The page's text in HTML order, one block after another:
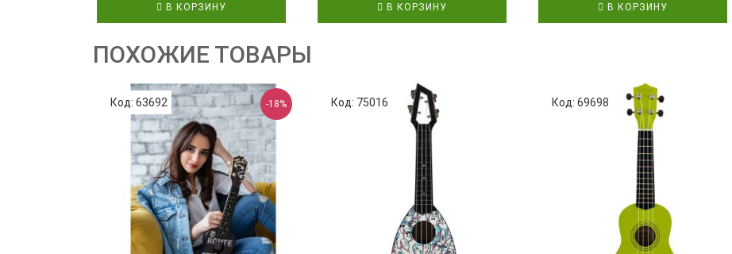
В КОРЗИНУ В КОРЗИНУ В КОРЗИНУ
ПОХОЖИЕ ТОВАРЫ
Код: 63692 -18% Код: 75016 Код: 69698